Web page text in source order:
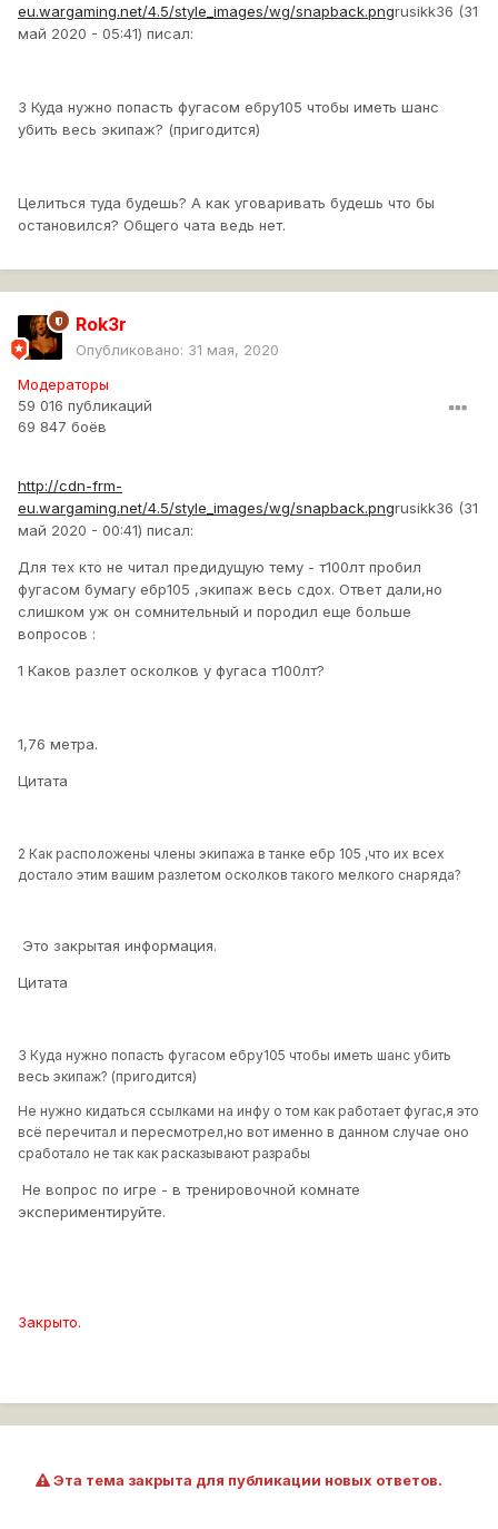
eu.wargaming.net/4.5/style_images/wg/snapback.pngrusikk36 (31
май 2020 - 05:41) писал:
3 Куда нужно попасть фугасом ебру105 чтобы иметь шанс
убить весь экипаж? (пригодится)
Целиться туда будешь? А как уговаривать будешь что бы
остановился? Общего чата ведь нет.
Rok3r
Опубликовано: 31 мая, 2020
Модераторы
59 016 публикаций
69 847 боёв
http://cdn-frm-
eu.wargaming.net/4.5/style_images/wg/snapback.pngrusikk36 (31
май 2020 - 00:41) писал:
Для тех кто не читал предидущую тему - т100лт пробил
фугасом бумагу ебр105 ,экипаж весь сдох. Ответ дали,но
слишком уж он сомнительный и породил еще больше
вопросов :
1 Каков разлет осколков у фугаса т100лт?
1,76 метра.
Цитата
2 Как расположены члены экипажа в танке ебр 105 ,что их всех
достало этим вашим разлетом осколков такого мелкого снаряда?
Это закрытая информация.
Цитата
3 Куда нужно попасть фугасом ебру105 чтобы иметь шанс убить
весь экипаж? (пригодится)
Не нужно кидаться ссылками на инфу о том как работает фугас,я это
всё перечитал и пересмотрел,но вот именно в данном случае оно
сработало не так как расказывают разрабы
Не вопрос по игре - в тренировочной комнате
экспериментируйте.
Закрыто.
Эта тема закрыта для публикации новых ответов.